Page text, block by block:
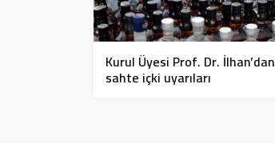
Kurul Üyesi Prof. Dr. İlhan’dan
sahte içki uyarıları